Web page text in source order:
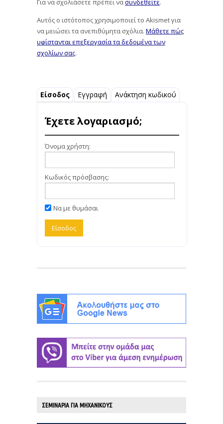
Αυτός ο ιστότοπος χρησιμοποιεί το Akismet για
να μειώσει τα ανεπιθύμητα σχόλια. Μάθετε πώς
υφίστανται επεξεργασία τα δεδομένα των
σχολίων σας.
Είσοδος Εγγραφή Ανάκτηση κωδικού
Έχετε λογαριασμό;
Όνομα χρήστη:
Κωδικός πρόσβασης:
Να με θυμάσαι
ΣΕΜΙΝΑΡΙΑ ΓΙΑ ΜΗΧΑΝΙΚΟΥΣ